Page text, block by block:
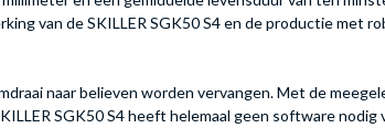
van de SKILLER SGK50 S4 en de productie
naar believen worden vervangen. Met de
SGK50 S4 heeft helemaal geen software